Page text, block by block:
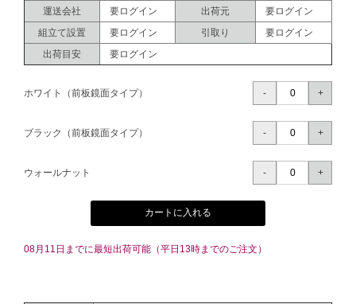
運送会社
要ログイン 出荷元
要ログイン
組立て設置
要ログイン 引取り
要ログイン
出荷目安
要ログイン
ホワイト（前板鏡面タイプ）
ブラック（前板鏡面タイプ）
ウォールナット
カートに入れる
08月11日までに最短出荷可能（平日13時までのご注文）